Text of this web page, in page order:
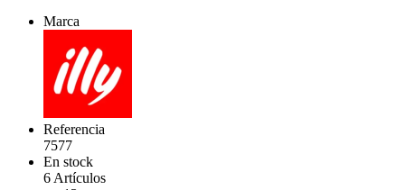
Marca
Referencia
7577
En stock
6 Artículos